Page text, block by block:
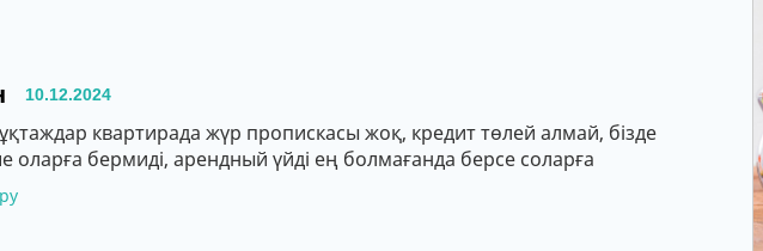
10.12.2024
квартирада жүр пропискасы жоқ, кредит төлей алмай, бізде
оларға бермиді, арендный үйді ең болмағанда берсе соларға